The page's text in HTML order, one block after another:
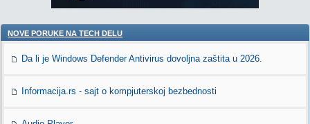
NOVE PORUKE NA TECH DELU
Da li je Windows Defender Antivirus dovoljna zaštita u 2026.
Informacija.rs - sajt o kompjuterskoj bezbednosti